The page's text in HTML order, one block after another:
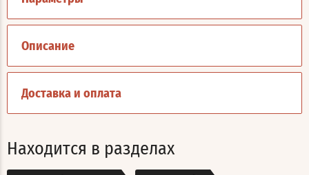
Описание
Доставка и оплата
Находится в разделах